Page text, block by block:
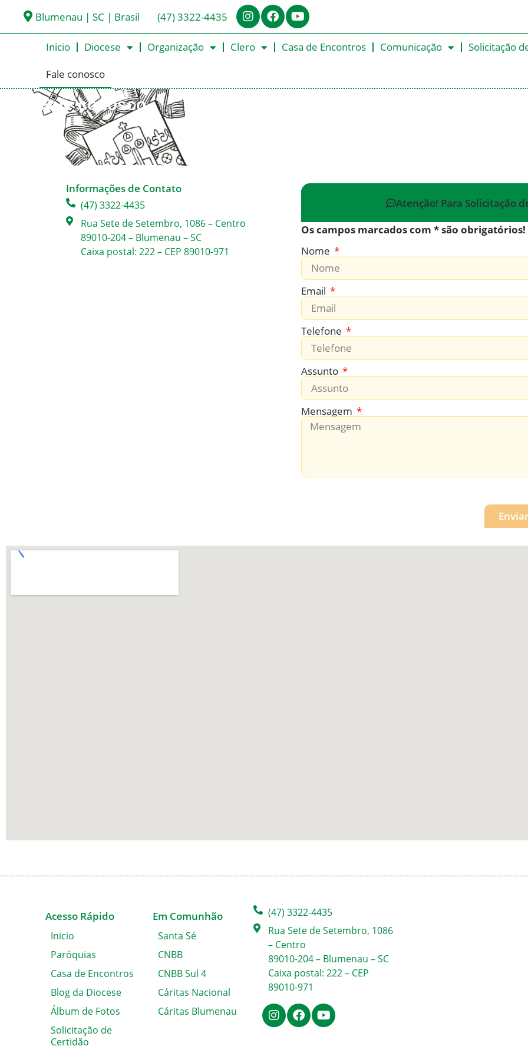
Blumenau | SC | Brasil (47) 3322-4435
Inicio Diocese Organização Clero Casa de Encontros Comunicação
Solicitação
Fale conosco
Fale conosco
Informações de Contato
(47) 3322-4435
Rua Sete de Setembro, 1086 – Centro
89010-204 – Blumenau – SC
Caixa postal: 222 – CEP 89010-971
Atenção! Para Solicitação
Os campos marcados com * são obrigatórios!
Nome
Email
Telefone
Assunto
Mensagem
Enviar
Acesso Rápido
Inicio
Paróquias
Casa de Encontros
Blog da Diocese
Álbum de Fotos
Solicitação de
Certidão
Em Comunhão
Santa Sé
CNBB
CNBB Sul 4
Cáritas Nacional
Cáritas Blumenau
(47) 3322-4435
Rua Sete de Setembro, 1086
– Centro
89010-204 – Blumenau – SC
Caixa postal: 222 – CEP
89010-971